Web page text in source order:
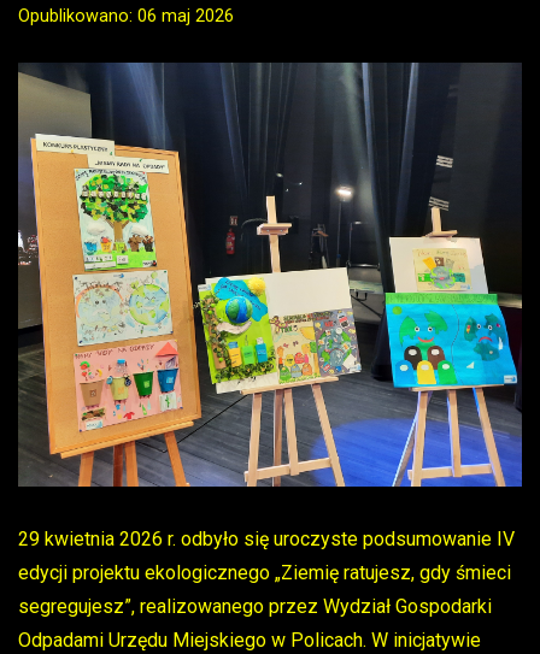
Opublikowano: 06 maj 2026
29 kwietnia 2026 r. odbyło się uroczyste podsumowanie IV
edycji projektu ekologicznego „Ziemię ratujesz, gdy śmieci
segregujesz”, realizowanego przez Wydział Gospodarki
Odpadami Urzędu Miejskiego w Policach. W inicjatywie